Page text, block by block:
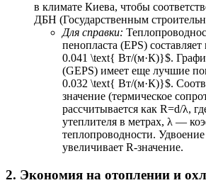
в климате Киева, чтобы
ДБН (Государственным
Для справки:
пенопласта (EPS)
0.041 \text{ Вт/(м·К)}$.
(GEPS) имеет еще лучшие
0.032 \text{ Вт/(м·К)}$.
значение (термическое
рассчитывается как R=d/λ,
утеплителя в метрах, λ —
теплопроводности.
увеличивает R-значение.
2. Экономия на отоплении и